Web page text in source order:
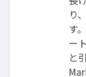
り
す
ー
と